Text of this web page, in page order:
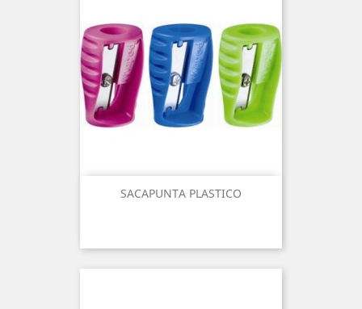
SACAPUNTA PLASTICO